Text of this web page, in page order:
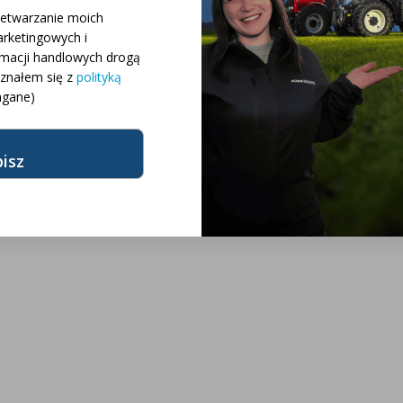
konfiguracji
modeli
moich
i
handlowych drogą
się z polityką